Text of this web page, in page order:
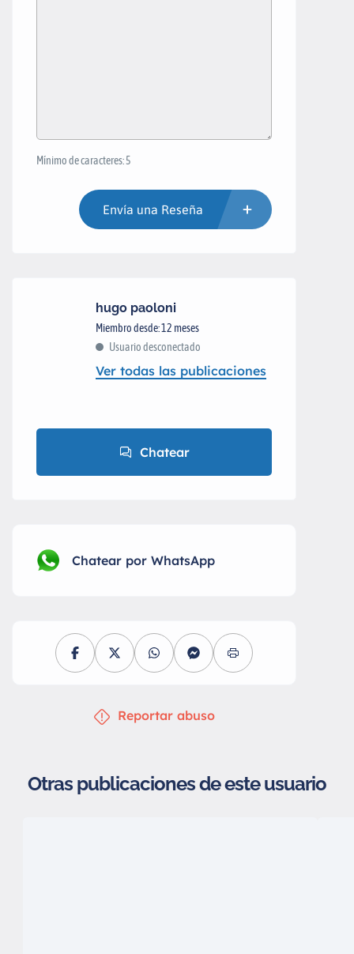
Mínimo de caracteres: 5
Envía una Reseña
hugo paoloni
Miembro desde: 12 meses
Usuario desconectado
Ver todas las publicaciones
Chatear
Chatear por WhatsApp
Reportar abuso
Otras publicaciones de este usuario